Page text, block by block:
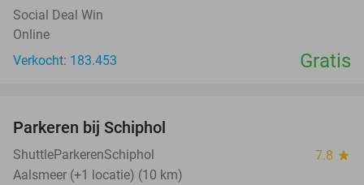
Social Deal Win
Online
Verkocht: 183.453
Gratis
Parkeren bij Schiphol
ShuttleParkerenSchiphol 7.8 star
Aalsmeer (+1 locatie) (10 km)